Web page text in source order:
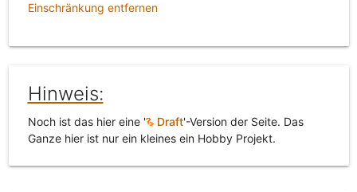
Einschränkung entfernen
Hinweis:
Noch ist das hier eine ' Draft'-Version der Seite. Das
Ganze hier ist nur ein kleines ein Hobby Projekt.